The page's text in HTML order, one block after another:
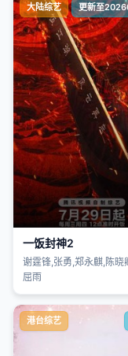
大陆综艺 更新至
一饭封神2
谢霆锋,张勇,郑永麒,陈晓
屈雨
港台综艺